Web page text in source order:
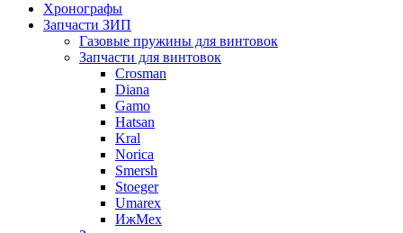
Хронографы
Запчасти ЗИП
Газовые пружины для винтовок
Запчасти для винтовок
Crosman
Diana
Gamo
Hatsan
Kral
Norica
Smersh
Stoeger
Umarex
ИжМех